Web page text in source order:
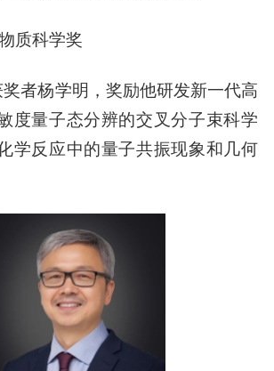
质科学奖
奖者杨学明，奖励他研发新一代高
度量子态分辨的交叉分子束科学
学反应中的量子共振现象和几何